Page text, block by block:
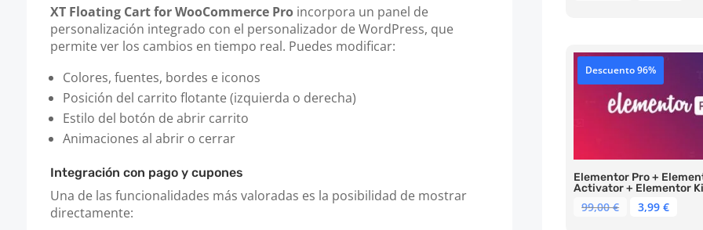
XT Floating Cart for WooCommerce Proincorpora un panel de
personalización integrado con el personalizador de WordPress, que
permite ver los cambios en tiempo real. Puedes modificar:
Colores, fuentes, bordes e iconos
Posición del carrito flotante (izquierda o derecha)
Estilo del botón de abrir carrito
Animaciones al abrir o cerrar
Integración con pago y cupones
Una de las funcionalidades más valoradas es la posibilidad de mostrar
directamente:
139,99 €.
Descuento 96%
Elementor Pro +
Activator + Elementor
99,00€
El3,99€